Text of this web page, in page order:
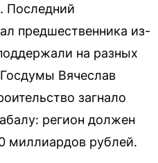
Последний
предшественника из-
на разных
Вячеслав
загнало
регион должен
миллиардов рублей.